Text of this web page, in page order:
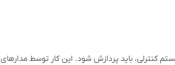
کنترلی، باید پردازش شود. این کار توسط مدارهای